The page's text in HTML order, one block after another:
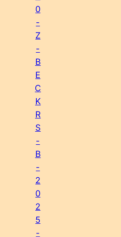
0
-
Z
-
B
E
C
K
R
S
-
B
-
2
0
2
5
-